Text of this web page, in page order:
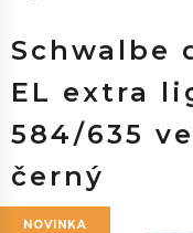
Schwalbe
EL extra
584/635
černý
NOVINKA